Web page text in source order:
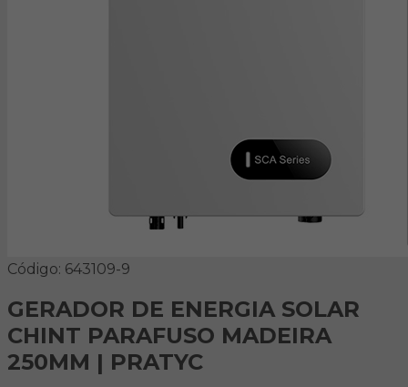
Código: 643109-9
GERADOR DE ENERGIA SOLAR
CHINT PARAFUSO MADEIRA
250MM | PRATYC